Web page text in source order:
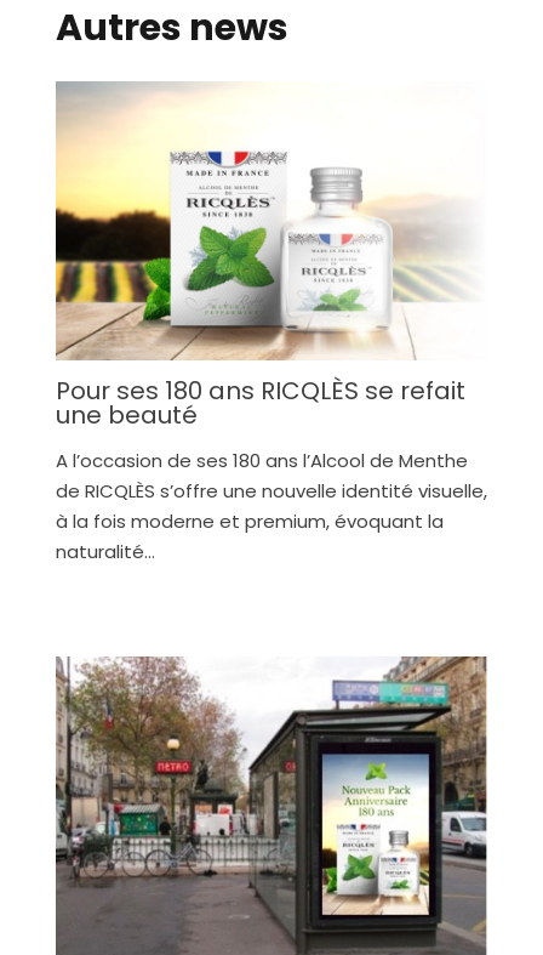
Autres news
Pour ses 180 ans RICQLÈS se refait
une beauté
A l’occasion de ses 180 ans l’Alcool de Menthe
de RICQLÈS s’offre une nouvelle identité visuelle,
à la fois moderne et premium, évoquant la
naturalité…